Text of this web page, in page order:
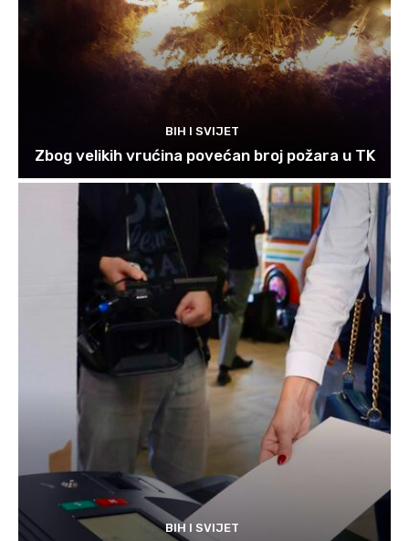
BIH I SVIJET
Zbog velikih vrućina povećan broj požara u TK
BIH I SVIJET